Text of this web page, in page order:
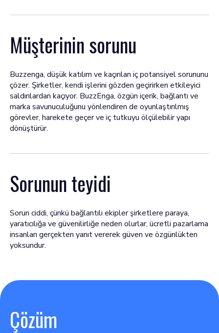
Müşterinin sorunu
Buzzenga, düşük katılım ve kaçırılan iç potansiyel sorununu
çözer. Şirketler, kendi işlerini gözden geçirirken etkileyici
saldırılardan kaçıyor. BuzzEnga, özgün içerik, bağlantı ve
marka savunuculuğunu yönlendiren de oyunlaştırılmış
görevler, harekete geçer ve iç tutkuyu ölçülebilir yapı
dönüştürür.
Sorunun teyidi
Sorun ciddi, çünkü bağlantılı ekipler şirketlere paraya,
yaratıcılığa ve güvenilirliğe neden olurlar, ücretli pazarlama
insanları gerçekten yanıt vererek güven ve özgünlükten
yoksundur.
Çözüm